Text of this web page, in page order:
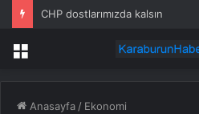
CHP dostlarımızda kalsın
Menü
Anasayfa / Ekonomi